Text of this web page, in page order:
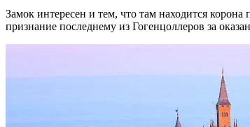
Замок интересен и тем, что там находится
признание последнему из Гогенцоллеров за